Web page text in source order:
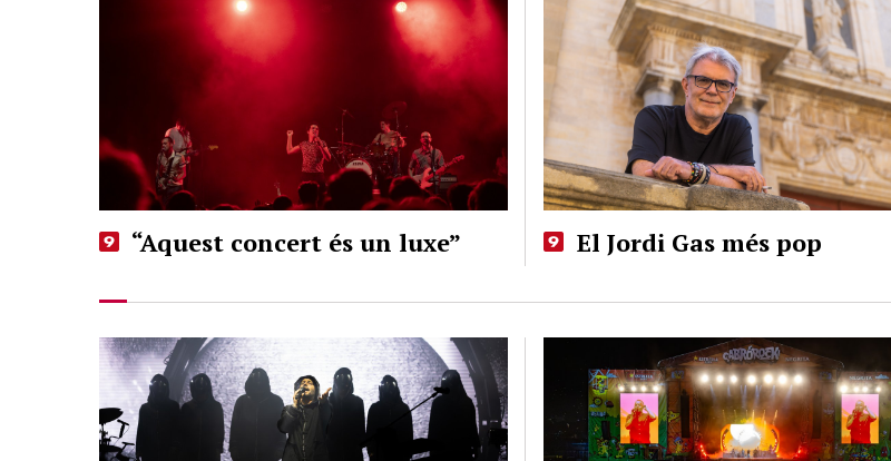
“Aquest concert és un luxe” El Jordi Gas més pop